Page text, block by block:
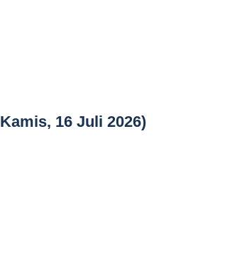
16 Juli 2026)